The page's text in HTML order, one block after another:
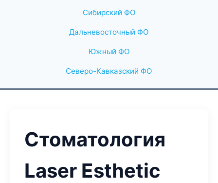
Сибирский ФО
Дальневосточный ФО
Южный ФО
Северо-Кавказский ФО
Стоматология
Laser Esthetic